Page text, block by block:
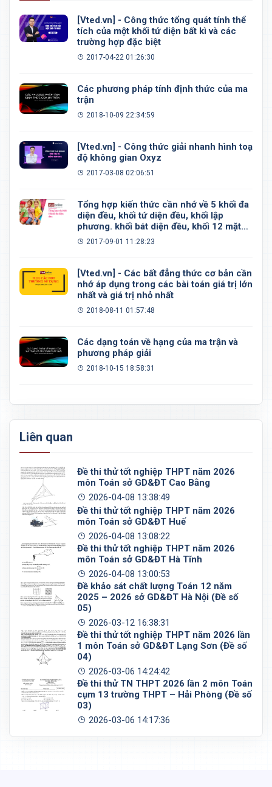
[Vted.vn] - Công thức tổng quát tính thể
tích của một khối tứ diện bất kì và các
trường hợp đặc biệt
2017-04-22 01:26:30
Các phương pháp tính định thức của ma
trận
2018-10-09 22:34:59
[Vted.vn] - Công thức giải nhanh hình toạ
độ không gian Oxyz
2017-03-08 02:06:51
Tổng hợp kiến thức cần nhớ về 5 khối đa
diện đều, khối tứ diện đều, khối lập
phương. khối bát diện đều, khối 12 mặt
đều, khối 20 mặt đều
2017-09-01 11:28:23
[Vted.vn] - Các bất đẳng thức cơ bản cần
nhớ áp dụng trong các bài toán giá trị lớn
nhất và giá trị nhỏ nhất
2018-08-11 01:57:48
Các dạng toán về hạng của ma trận và
phương pháp giải
2018-10-15 18:58:31
Liên quan
Đề thi thử tốt nghiệp THPT năm 2026
môn Toán sở GD&ĐT Cao Bằng
2026-04-08 13:38:49
Đề thi thử tốt nghiệp THPT năm 2026
môn Toán sở GD&ĐT Huế
2026-04-08 13:08:22
Đề thi thử tốt nghiệp THPT năm 2026
môn Toán sở GD&ĐT Hà Tĩnh
2026-04-08 13:00:53
Đề khảo sát chất lượng Toán 12 năm
2025 – 2026 sở GD&ĐT Hà Nội (Đề số
05)
2026-03-12 16:38:31
Đề thi thử tốt nghiệp THPT năm 2026 lần
1 môn Toán sở GD&ĐT Lạng Sơn (Đề số
04)
2026-03-06 14:24:42
Đề thi thử TN THPT 2026 lần 2 môn Toán
cụm 13 trường THPT – Hải Phòng (Đề số
03)
2026-03-06 14:17:36